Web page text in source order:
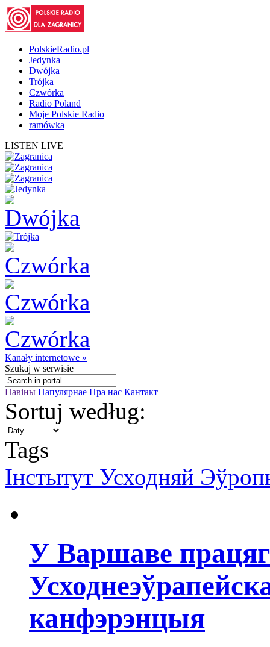
PolskieRadio.pl
Jedynka
Dwójka
Trójka
Czwórka
Radio Poland
Moje Polskie Radio
ramówka
LISTEN LIVE
Kanały internetowe »
Szukaj w serwisie
Навіны Папулярнае Пра нас Кантакт
Sortuj według:
Tags
Інстытут Усходняй
У Варшаве
канфэрэнцыя